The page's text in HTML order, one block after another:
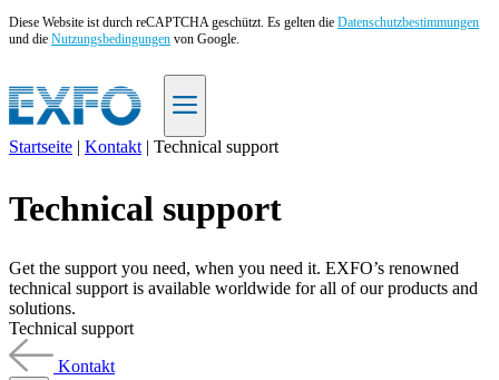
Diese Website ist durch reCAPTCHA geschützt. Es gelten die Datenschutzbestimmungen
und die Nutzungsbedingungen von Google.
Produkte
Support
Services
Kaufen
Ressourcen
Kontakt
Startseite | Kontakt | Technical support
Technical support
Get the support you need, when you need it. EXFO’s renowned
technical support is available worldwide for all of our products and
solutions.
Technical support
Kontakt